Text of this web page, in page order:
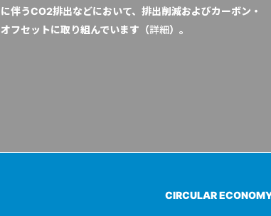
に伴うCO2排出などにおいて、排出削減およびカーボン・
オフセットに取り組んでいます（詳細）。
CIRCULAR